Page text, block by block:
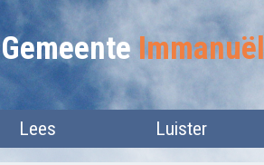
Immanuël
Lees Luister